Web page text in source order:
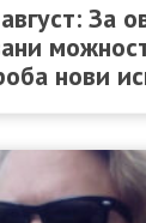
За
нови